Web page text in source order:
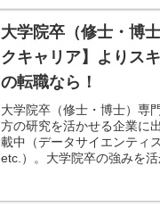
大学院卒（修士・博
クキャリア】よりス
の転職なら！
大学院卒（修士・博士）専
方の研究を活かせる企業に
載中（データサイエンティ
etc.）。大学院卒の強みを